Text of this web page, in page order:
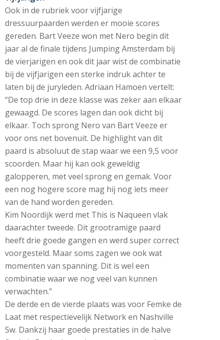
Ook in de rubriek voor vijfjarige
dressuurpaarden werden er mooie scores
gereden. Bart Veeze won met Nero begin dit
jaar al de finale tijdens Jumping Amsterdam bij
de vierjarigen en ook dit jaar wist de combinatie
bij de vijfjarigen een sterke indruk achter te
laten bij de juryleden. Adriaan Hamoen vertelt:
“De top drie in deze klasse was zeker aan elkaar
gewaagd. De scores lagen dan ook dicht bij
elkaar. Toch sprong Nero van Bart Veeze er
voor ons net bovenuit. De highlight van dit
paard is absoluut de stap waar we een 9,5 voor
scoorden. Maar hij kan ook geweldig
galopperen, met veel sprong en gemak. Voor
een nog hogere score mag hij nog iets meer
van de hand worden gereden.
Kim Noordijk werd met This is Naqueen vlak
daarachter tweede. Dit grootramige paard
heeft drie goede gangen en werd super correct
voorgesteld. Maar soms zagen we ook wat
momenten van spanning. Dit is wel een
combinatie waar we nog veel van kunnen
verwachten.”
De derde en de vierde plaats was voor Femke de
Laat met respectievelijk Network en Nashville
Sw. Dankzij haar goede prestaties in de halve